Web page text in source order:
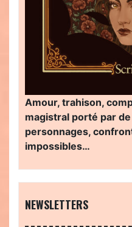
Amour, trahison,
magistral porté par
personnages,
impossibles…
NEWSLETTERS